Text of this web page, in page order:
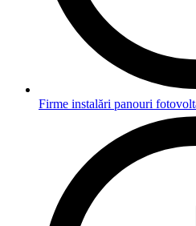
Firme instalări panouri